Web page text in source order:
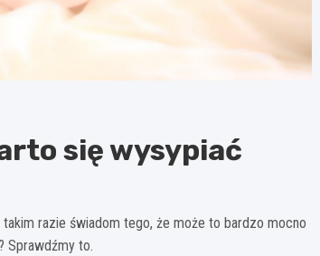
się wysypiać
razie świadom tego, że może to bardzo mocno
Sprawdźmy to.